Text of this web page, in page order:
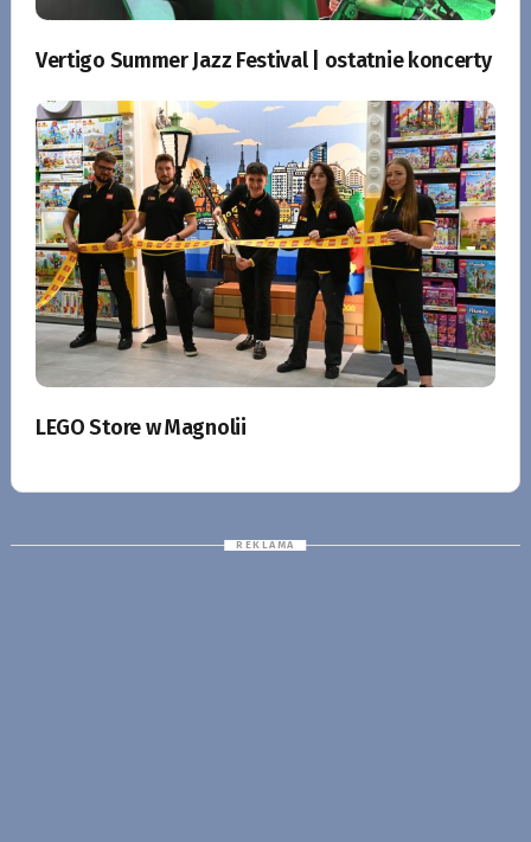
Vertigo Summer Jazz Festival | ostatnie koncerty
LEGO Store w Magnolii